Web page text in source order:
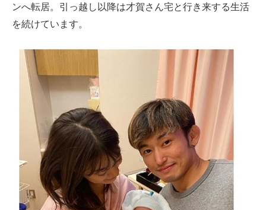
ンへ転居。引っ越し以降は才賀さん宅と行き来する生活
を続けています。